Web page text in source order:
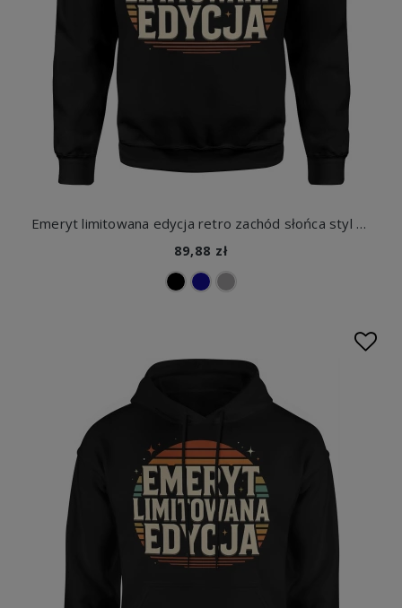
Emeryt limitowana edycja retro zachód słońca styl vintage klasyczny chill vibe Męska bluza
89,88 zł